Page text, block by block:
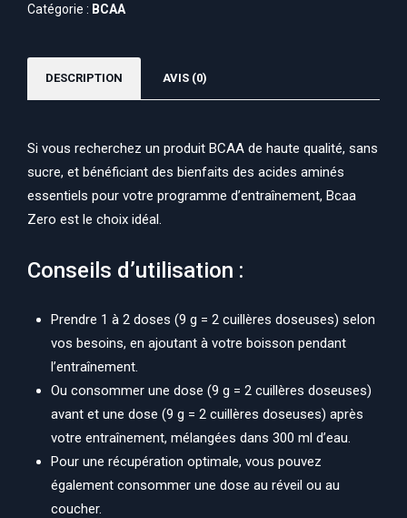
Catégorie : BCAA
DESCRIPTION AVIS (0)
Si vous recherchez un produit BCAA de haute qualité, sans
sucre, et bénéficiant des bienfaits des acides aminés
essentiels pour votre programme d’entraînement, Bcaa
Zero est le choix idéal.
Conseils d’utilisation :
Prendre 1 à 2 doses (9 g = 2 cuillères doseuses) selon
vos besoins, en ajoutant à votre boisson pendant
l’entraînement.
Ou consommer une dose (9 g = 2 cuillères doseuses)
avant et une dose (9 g = 2 cuillères doseuses) après
votre entraînement, mélangées dans 300 ml d’eau.
Pour une récupération optimale, vous pouvez
également consommer une dose au réveil ou au
coucher.